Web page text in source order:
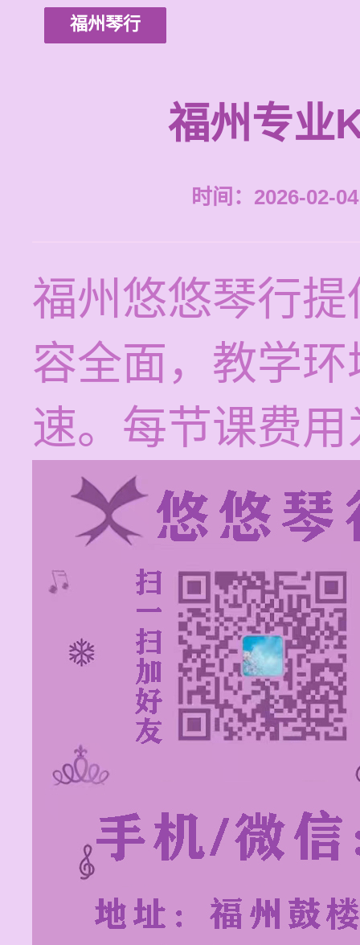
福州琴行
福州专业
时间：2026-02-
福州悠悠琴行
容全面，教学
速。每节课费